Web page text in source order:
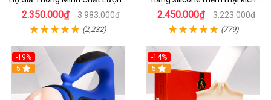
Cao
2.350.000₫ 3.983.000₫
(2,232)
thích mạnh mẽ
2.450.000₫ 3.223.000₫
(779)
-19%
5
-14%
5